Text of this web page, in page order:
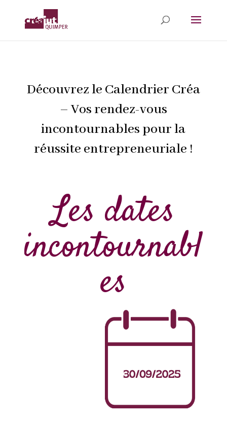
Découvrez le Calendrier Créa
– Vos rendez-vous
incontournables pour la
réussite entrepreneuriale !
Les dates
incontournabl
es